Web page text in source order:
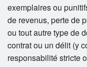
exemplaires ou
de revenus, perte de
ou tout autre type de
contrat ou un délit (y
responsabilité stricte